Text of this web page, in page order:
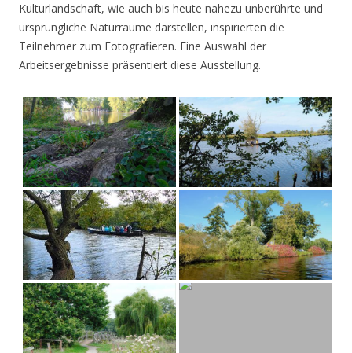
Kulturlandschaft, wie auch bis heute nahezu unberührte und
ursprüngliche Naturräume darstellen, inspirierten die
Teilnehmer zum Fotografieren. Eine Auswahl der
Arbeitsergebnisse präsentiert diese Ausstellung.